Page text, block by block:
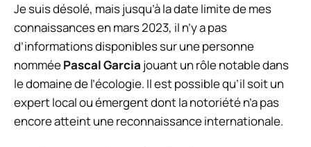
Je suis désolé, mais jusqu’à la date limite de mes
connaissances en mars 2023, il n’y a pas
d’informations disponibles sur une personne
nomméePascal Garcia jouant un rôle notable dans
le domaine de l’écologie. Il est possible qu’il soit un
expert local ou émergent dont la notoriété n’a pas
encore atteint une reconnaissance internationale.